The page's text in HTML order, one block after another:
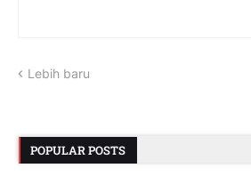
Lebih baru
POPULAR POSTS